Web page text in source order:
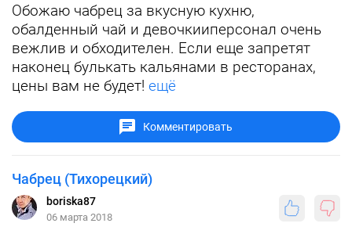
Обожаю чабрец за вкусную кухню,
обалденный чай и девочкииперсонал очень
вежлив и обходителен. Если еще запретят
наконец булькать кальянами в ресторанах,
цены вам не будет! ещё
Комментировать
Чабрец (Тихорецкий)
boriska87
06 марта 2018